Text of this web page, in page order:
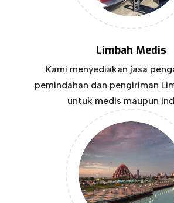
Limbah Medis
Kami menyediakan jasa
pemindahan dan pengiriman
untuk medis maupun